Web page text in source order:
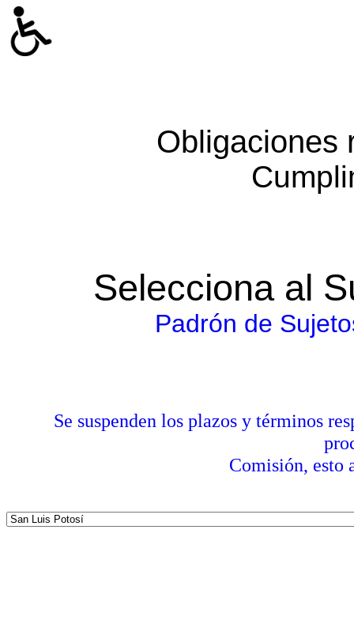
Obligaciones
Selecciona al
Padrón de
Se suspenden los plazos y términos
Comisión, esto